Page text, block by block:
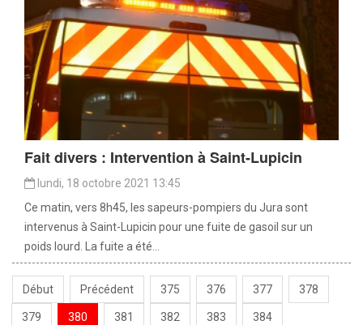
Fait divers : Intervention à Saint-Lupicin
lundi, 18 octobre 2021 13:45
Ce matin, vers 8h45, les sapeurs-pompiers du Jura sont
intervenus à Saint-Lupicin pour une fuite de gasoil sur un
poids lourd. La fuite a été...
Début Précédent 375 376 377 378
379 380 381 382 383 384